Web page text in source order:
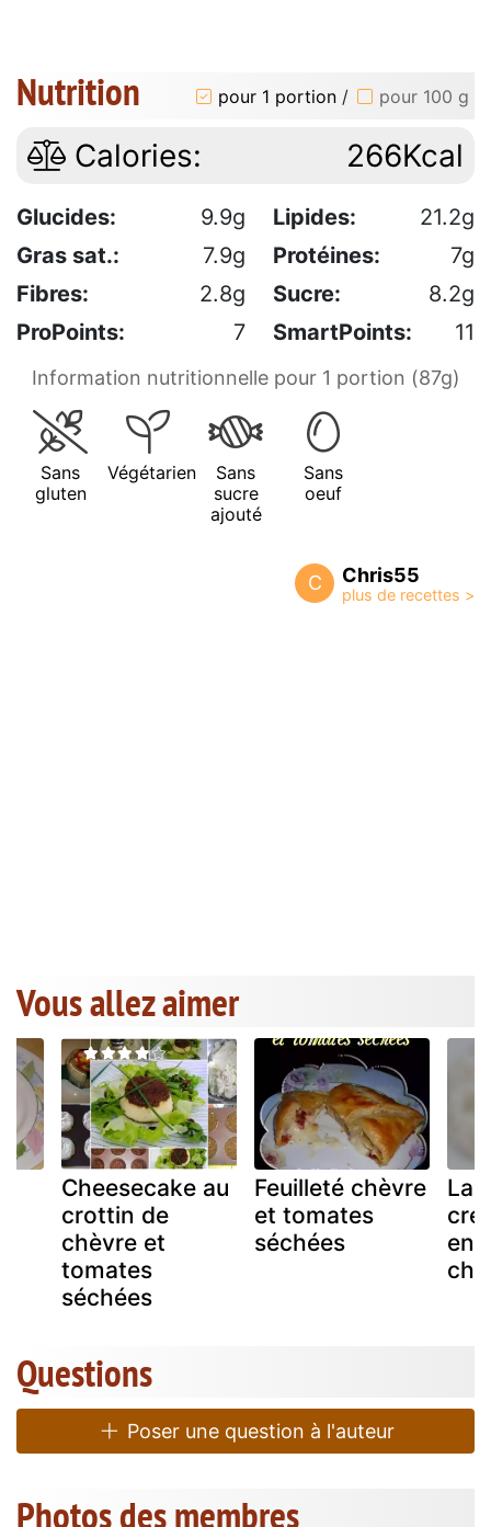
Nutrition pour 1 portion / pour 100 g
Calories: 266Kcal
Glucides: 9.9g Lipides:
21.2g
Gras sat.:
7.9g Protéines:
7g
Fibres:
2.8g Sucre:
8.2g
ProPoints:
7 SmartPoints: 11
Information nutritionnelle pour 1 portion (87g)
Sans
gluten
Végétarien
Sans
sucre
ajouté
Sans
oeuf
C Chris55
Vous allez aimer
Cheesecake au
crottin de
chèvre et
tomates
séchées
Feuilleté chèvre
et tomates
séchées
Questions
Poser une question à l'auteur
Photos des membres